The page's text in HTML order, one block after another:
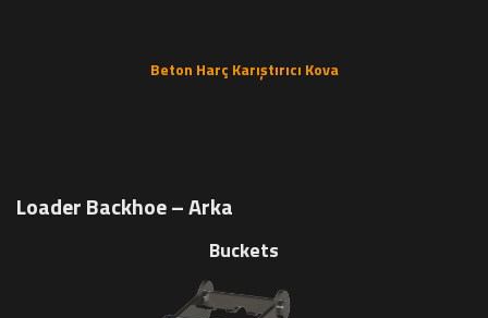
Beton Harç Karıştırıcı Kova
Loader Backhoe – Arka
Buckets